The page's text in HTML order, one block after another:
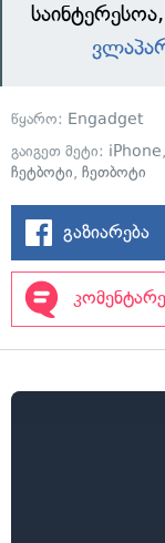
წყარო: Engadget
გაიგეთ მეტი: iPhone,
ჩეტბოტი, ჩეთბოტი
გაზიარება